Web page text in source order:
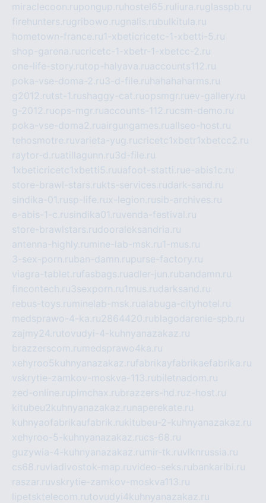
miraclecoon.rupongup.ru hostel65.ru liura.ruglasspb.ru
firehunters.rugribowo.rugnalis.rubulkitula.ru
hometown-france.ru1-xbeticricetc-1-xbetti-5.ru
shop-garena.rucricetc-1-xbetr-1-xbetcc-2.ru
one-life-story.rutop-halyava.ruaccounts112.ru
poka-vse-doma-2.ru3-d-file.ru hahahaharms.ru
g2012.rutst-1.rushaggy-cat.ruopsmgr.ruev-gallery.ru
g-2012.ruops-mgr.ruaccounts-112.rucsm-demo.ru
poka-vse-doma2.ruairgungames.ruallseo-host.ru
tehosmotre.ruvarieta-yug.rucricetc1xbetr1xbetcc2.ru
raytor-d.ruatillagunn.ru3d-file.ru
1xbeticricetc1xbetti5.ruuafoot-statti.rue-abis1c.ru
store-brawl-stars.rukts-services.rudark-sand.ru
sindika-01.rusp-life.rux-legion.rusib-archives.ru
e-abis-1-c.rusindika01.ruvenda-festival.ru
store-brawlstars.rudooraleksandria.ru
antenna-highly.ru mine-lab-msk.ru1-mus.ru
3-sex-porn.ruban-damn.rupurse-factory.ru
viagra-tablet.rufasbags.ruadler-jun.rubandamn.ru
fincontech.ru3sexporn.ru1mus.rudarksand.ru
rebus-toys.ru minelab-msk.rualabuga-cityhotel.ru
medsprawo-4-ka.ru2864420.rublagodarenie-spb.ru
zajmy24.rutovudyi-4-kuhnyanazakaz.ru
brazzerscom.ru medsprawo4ka.ru
xehyroo5kuhnyanazakaz.rufabrikayfabrikaefabrika.ru
vskrytie-zamkov-moskva-113.rubiletnadom.ru
zed-online.rupimchax.rubrazzers-hd.ruz-host.ru
kitubeu2kuhnyanazakaz.ru naperekate.ru
kuhnyaofabrikaufabrik.rukitubeu-2-kuhnyanazakaz.ru
xehyroo-5-kuhnyanazakaz.rucs-68.ru
guzywia-4-kuhnyanazakaz.ru mir-tk.ruvlknrussia.ru
cs68.ruvladivostok-map.ruvideo-seks.rubankaribi.ru
raszar.ruvskrytie-zamkov-moskva113.ru
lipetsktelecom.rutovudyi4kuhnyanazakaz.ru